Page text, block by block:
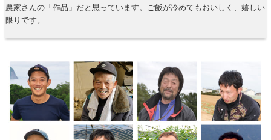
農家さんの「作品」だと思っています。ご飯が冷めてもおいしく、嬉しい
限りです。